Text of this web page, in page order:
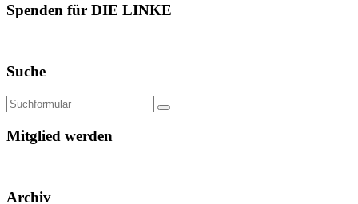
Spenden für DIE LINKE
Suche
Mitglied werden
Archiv